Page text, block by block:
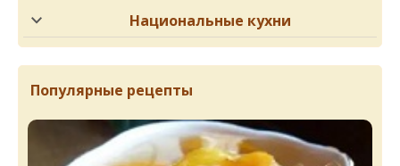
Национальные кухни
Популярные рецепты